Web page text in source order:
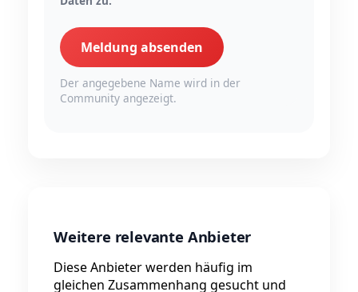
Meldung absenden
Der angegebene Name wird in der
Community angezeigt.
Weitere relevante Anbieter
Diese Anbieter werden häufig im
gleichen Zusammenhang gesucht und